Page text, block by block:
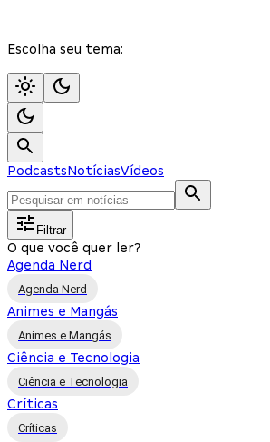
Escolha seu tema:
PodcastsNotíciasVídeos
Filtrar
O que você quer ler?
Agenda Nerd
Agenda Nerd
Animes e Mangás
Animes e Mangás
Ciência e Tecnologia
Ciência e Tecnologia
Críticas
Críticas